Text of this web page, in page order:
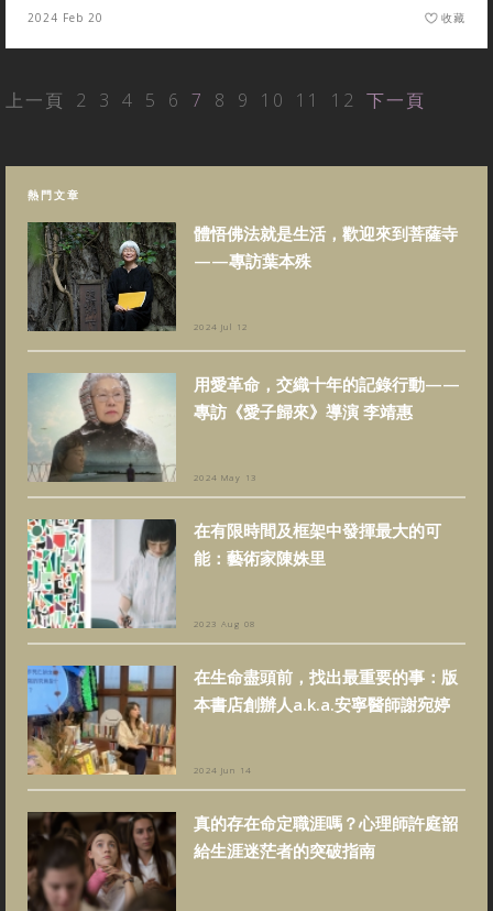
2024 Feb 20 收藏
上一頁 2 3 4 5 6 7 8 9 10 11 12 下一頁
熱門文章
體悟佛法就是生活，歡迎來到菩薩寺
——專訪葉本殊
2024 Jul 12
用愛革命，交織十年的記錄行動——
專訪《愛子歸來》導演 李靖惠
2024 May 13
在有限時間及框架中發揮最大的可
能：藝術家陳姝里
2023 Aug 08
在生命盡頭前，找出最重要的事：版
本書店創辦人a.k.a.安寧醫師謝宛婷
2024 Jun 14
真的存在命定職涯嗎？心理師許庭韶
給生涯迷茫者的突破指南